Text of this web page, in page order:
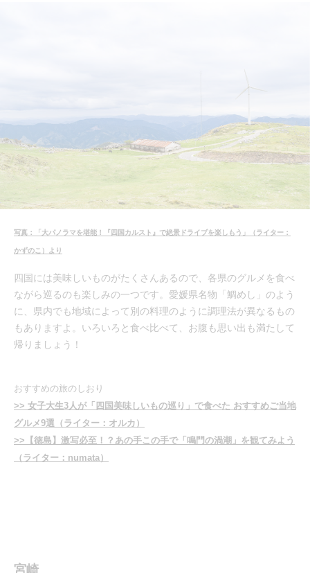
写真：「大パノラマを堪能！『四国カルスト』で絶景ドライブを楽しもう」（ライター：
かずのこ）より
四国には美味しいものがたくさんあるので、各県のグルメを食べ
ながら巡るのも楽しみの一つです。愛媛県名物「鯛めし」のよう
に、県内でも地域によって別の料理のように調理法が異なるもの
もありますよ。いろいろと食べ比べて、お腹も思い出も満たして
帰りましょう！
おすすめの旅のしおり
>> 女子大生3人が「四国美味しいもの巡り」で食べた おすすめご当地
グルメ9選（ライター：オルカ）
>>【徳島】激写必至！？あの手この手で「鳴門の渦潮」を観てみよう
（ライター：numata）
宮崎